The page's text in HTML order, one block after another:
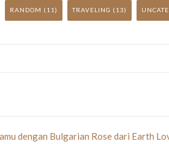
RANDOM (11) TRAVELING (13)
dengan Bulgarian Rose dari Earth